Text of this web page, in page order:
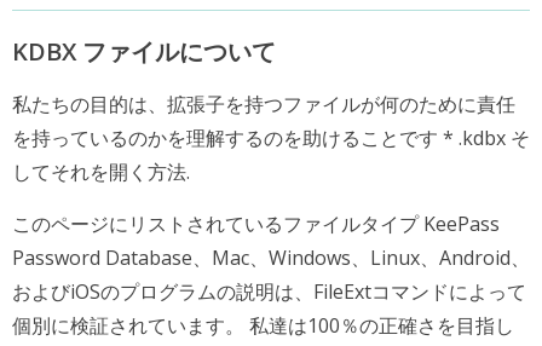
KDBX ファイルについて
私たちの目的は、拡張子を持つファイルが何のために責任
を持っているのかを理解するのを助けることです * .kdbx そ
してそれを開く方法.
このページにリストされているファイルタイプ KeePass
Password Database、Mac、Windows、Linux、Android、
およびiOSのプログラムの説明は、FileExtコマンドによって
個別に検証されています。 私達は100％の正確さを目指し